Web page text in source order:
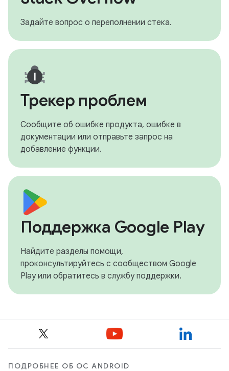
Задайте вопрос о переполнении стека.
Трекер проблем
Сообщите об ошибке продукта, ошибке в
документации или отправьте запрос на
добавление функции.
Поддержка Google Play
Найдите разделы помощи,
проконсультируйтесь с сообществом Google
Play или обратитесь в службу поддержки.
ПОДРОБНЕЕ ОБ ОС ANDROID